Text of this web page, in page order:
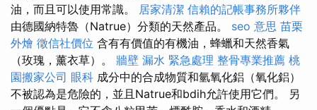
油，而且可以使用常識。 居家清潔 信賴的記帳事務所夥伴
由德國納特魯（Natrue）分類的天然產品。 seo 意思 苗栗
外燴 徵信社價位 含有有價值的有機油，蜂蠟和天然香氣
（玫瑰，薰衣草）。 牆壁 漏水 緊急處理 整骨專業推薦 桃
園搬家公司 眼科 成分中的合成物質和氫氧化鋁（氧化鋁）
不被認為是危險的，並且Natrue和bdih允許使用它們。 另